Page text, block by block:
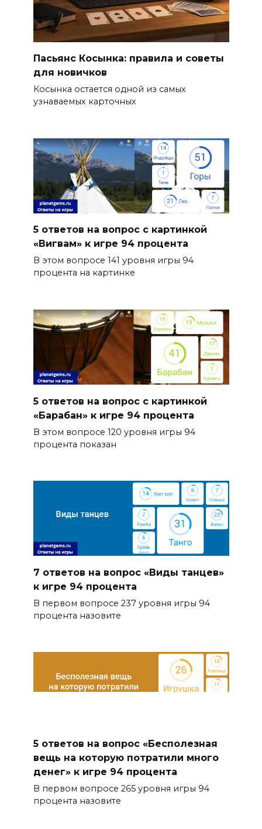
Пасьянс Косынка: правила и советы
для новичков
Косынка остается одной из самых
узнаваемых карточных
5 ответов на вопрос с картинкой
«Вигвам» к игре 94 процента
В этом вопросе 141 уровня игры 94
процента на картинке
5 ответов на вопрос с картинкой
«Барабан» к игре 94 процента
В этом вопросе 120 уровня игры 94
процента показан
7 ответов на вопрос «Виды танцев»
к игре 94 процента
В первом вопросе 237 уровня игры 94
процента назовите
5 ответов на вопрос «Бесполезная
вещь на которую потратили много
денег» к игре 94 процента
В первом вопросе 265 уровня игры 94
процента назовите